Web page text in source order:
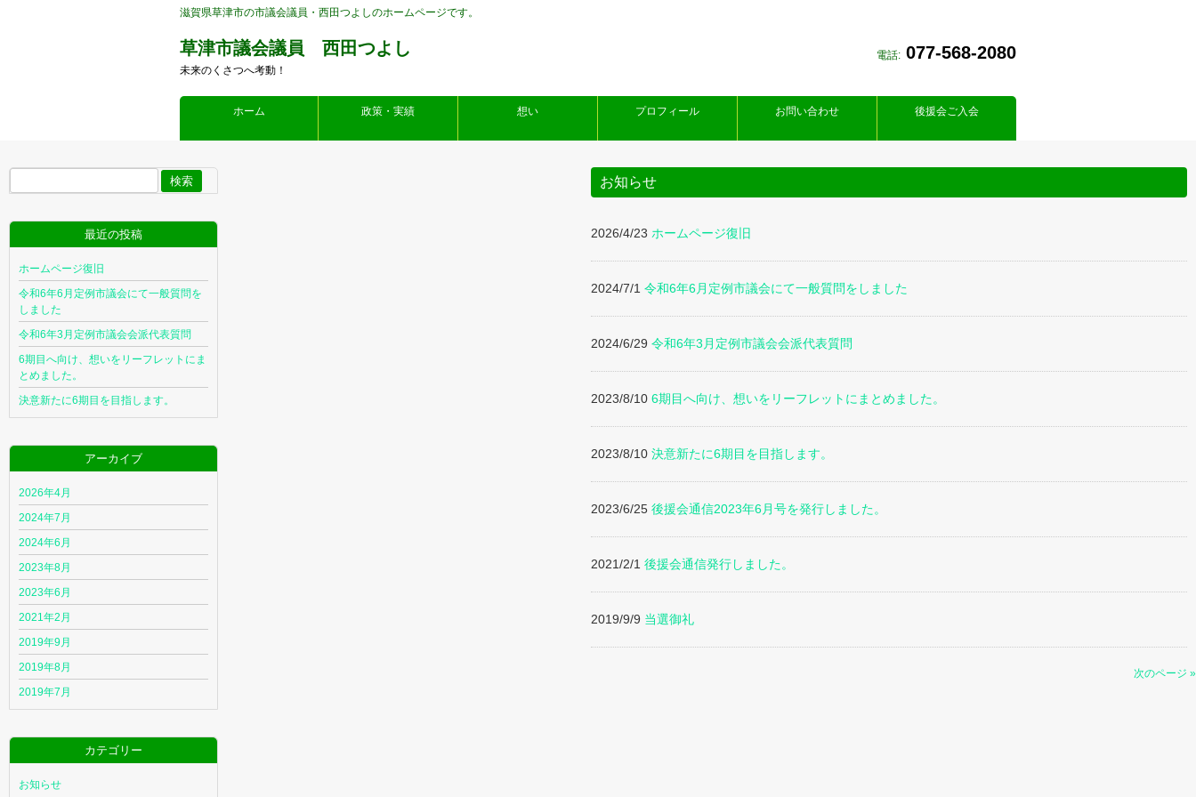
滋賀県草津市の市議会議員・西田つよしのホームページです。
草津市議会議員 西田つよし
未来のくさつへ考動！
電話: 077-568-2080
ホーム 政策・実績 想い プロフィール お問い合わせ 後援会ご入会
お知らせ
2026/4/23 ホームページ復旧
2024/7/1 令和6年6月定例市議会にて一般質問をしました
2024/6/29 令和6年3月定例市議会会派代表質問
2023/8/10 6期目へ向け、想いをリーフレットにまとめました。
2023/8/10 決意新たに6期目を目指します。
2023/6/25 後援会通信2023年6月号を発行しました。
2021/2/1 後援会通信発行しました。
2019/9/9 当選御礼
次のページ »
索:
最近の投稿
ホームページ復旧
令和6年6月定例市議会にて一般質問を
しました
令和6年3月定例市議会会派代表質問
6期目へ向け、想いをリーフレットにま
とめました。
決意新たに6期目を目指します。
アーカイブ
2026年4月
2024年7月
2024年6月
2023年8月
2023年6月
2021年2月
2019年9月
2019年8月
2019年7月
カテゴリー
お知らせ